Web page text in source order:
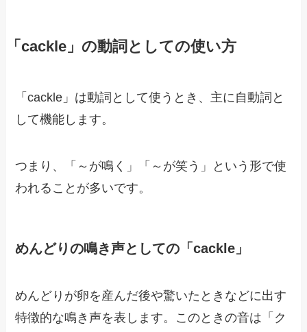
「cackle」の動詞としての使い方
「cackle」は動詞として使うとき、主に自動詞と
して機能します。
つまり、「～が鳴く」「～が笑う」という形で使
われることが多いです。
めんどりの鳴き声としての「cackle」
めんどりが卵を産んだ後や驚いたときなどに出す
特徴的な鳴き声を表します。このときの音は「ク